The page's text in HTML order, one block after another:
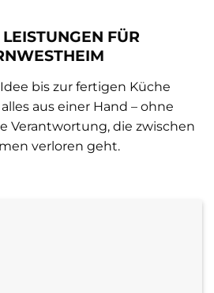
FÜR
bis zur fertigen Küche
aus einer Hand – ohne
Verantwortung, die zwischen
verloren geht.